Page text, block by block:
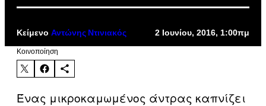
Κείμενο Αντώνης Ντινιακός 2 Ιουνίου, 2016, 1:00πμ
Kοινοποίηση
Ένας μικροκαμωμένος άντρας καπνίζει